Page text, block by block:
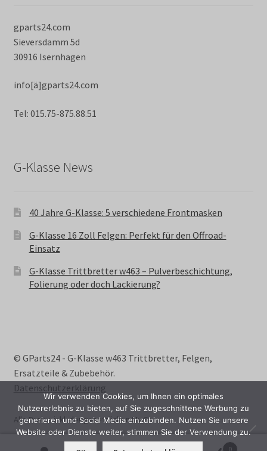
gparts24.com
Sieversdamm 5d
30916 Isernhagen
info[ä]gparts24.com
Tel: 015.75-875.88.51
G-Klasse News
40 Jahre G-Klasse: 5 verschiedene Frontmasken
G-Klasse 16 Zoll Felgen: Perfekt für den Offroad-
Einsatz
G-Klasse Trittbretter w463 – Pulverbeschichtung,
Folierung oder doch Lackierung?
© GParts24 - G-Klasse w463 Trittbretter, Felgen,
Ersatzteile & Zubebehör.
Datenschutzerklärung
Alle Preise inkl. der gesetzlichen MwSt.
0
Wir verwenden Cookies, um Ihnen ein optimales
Nutzererlebnis zu bieten, auf Sie zugeschnittene Werbung zu
generieren und Social Media einzubinden. Nutzen Sie unsere
Website oder Dienste weiter, stimmen Sie der Verwendung zu.